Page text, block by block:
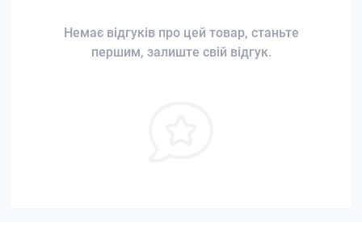
Немає відгуків про цей товар, станьте
першим, залиште свій відгук.